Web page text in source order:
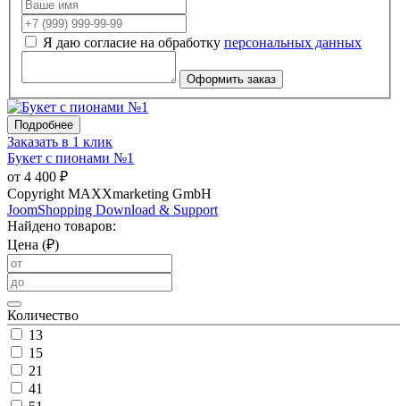
Я даю согласие на обработку персональных данных
Оформить заказ
Подробнее
Заказать в 1 клик
Букет с пионами №1
от 4 400 ₽
Copyright MAXXmarketing GmbH
JoomShopping Download & Support
Найдено товаров:
Цена (₽)
Количество
13
15
21
41